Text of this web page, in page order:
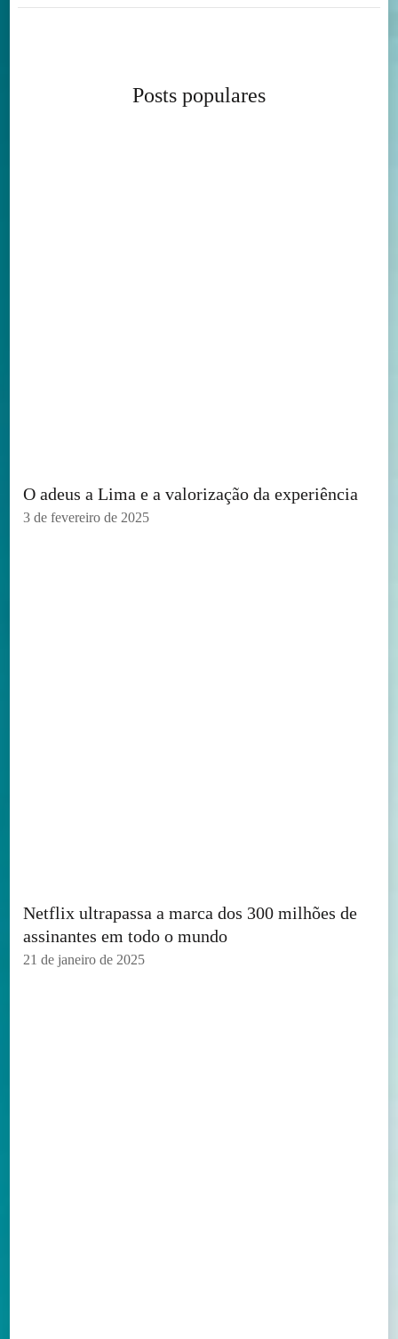
Posts populares
O adeus a Lima e a valorização da experiência
3 de fevereiro de 2025
Netflix ultrapassa a marca dos 300 milhões de
assinantes em todo o mundo
21 de janeiro de 2025